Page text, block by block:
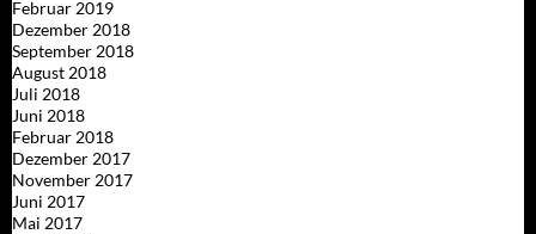
Februar 2019
Dezember 2018
September 2018
August 2018
Juli 2018
Juni 2018
Februar 2018
Dezember 2017
November 2017
Juni 2017
Mai 2017